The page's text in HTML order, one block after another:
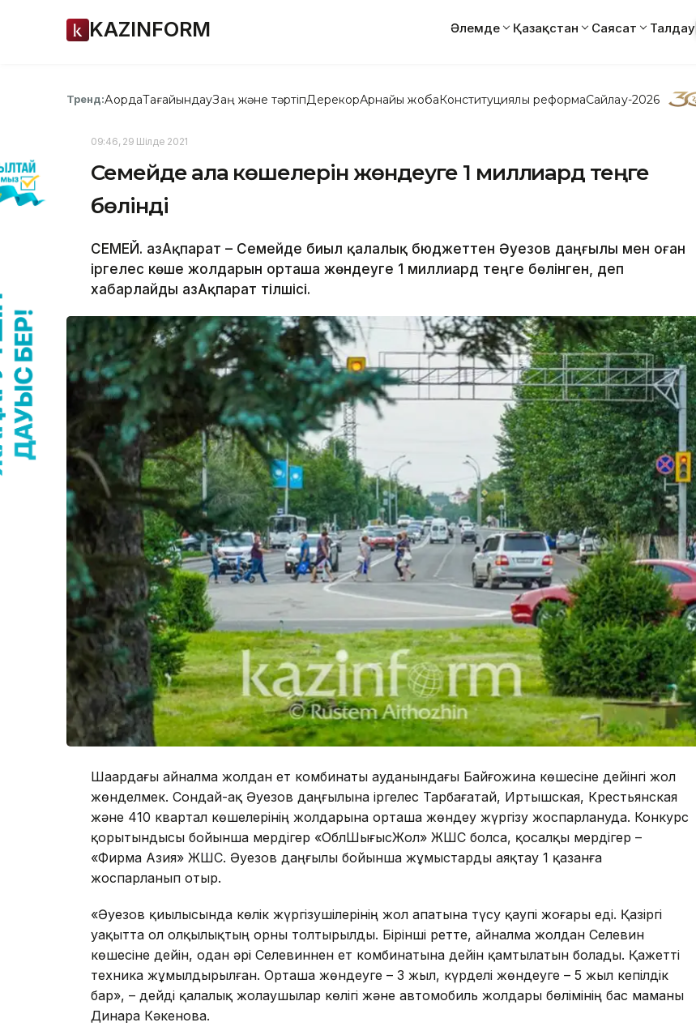
KAZINFORM Әлемде Қазақстан Саясат Талдау
Тренд:АқордаТағайындауЗаң және тәртіпДерекқорАрнайы жобаКонституциялық реформаСайлау-2026
09:46, 29 Шілде 2021
Семейде қала көшелерін жөндеуге 1 миллиард теңге
бөлінді
СЕМЕЙ. ҚазАқпарат – Семейде биыл қалалық бюджеттен Әуезов даңғылы мен оған
іргелес көше жолдарын орташа жөндеуге 1 миллиард теңге бөлінген, деп
хабарлайды ҚазАқпарат тілшісі.
Шаһардағы айналма жолдан ет комбинаты ауданындағы Байғожина көшесіне дейінгі жол
жөнделмек. Сондай-ақ Әуезов даңғылына іргелес Тарбағатай, Иртышская, Крестьянская
және 410 квартал көшелерінің жолдарына орташа жөндеу жүргізу жоспарлануда. Конкурс
қорытындысы бойынша мердігер «ОблШығысЖол» ЖШС болса, қосалқы мердігер –
«Фирма Азия» ЖШС. Әуезов даңғылы бойынша жұмыстарды аяқтау 1 қазанға
жоспарланып отыр.
«Әуезов қиылысында көлік жүргізушілерінің жол апатына түсу қаупі жоғары еді. Қазіргі
уақытта ол олқылықтың орны толтырылды. Бірінші ретте, айналма жолдан Селевин
көшесіне дейін, одан әрі Селевиннен ет комбинатына дейін қамтылатын болады. Қажетті
техника жұмылдырылған. Орташа жөндеуге – 3 жыл, күрделі жөндеуге – 5 жыл кепілдік
бар», – дейді қалалық жолаушылар көлігі және автомобиль жолдары бөлімінің бас маманы
Динара Кәкенова.